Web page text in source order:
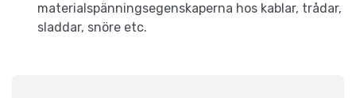
materialspänningsegenskaperna hos kablar, trådar,
sladdar, snöre etc.